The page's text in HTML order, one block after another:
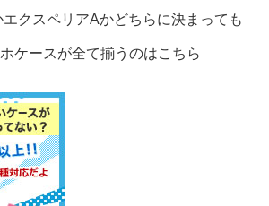
クスペリアAかどちらに決まっても
ケースが全て揃うのはこちら